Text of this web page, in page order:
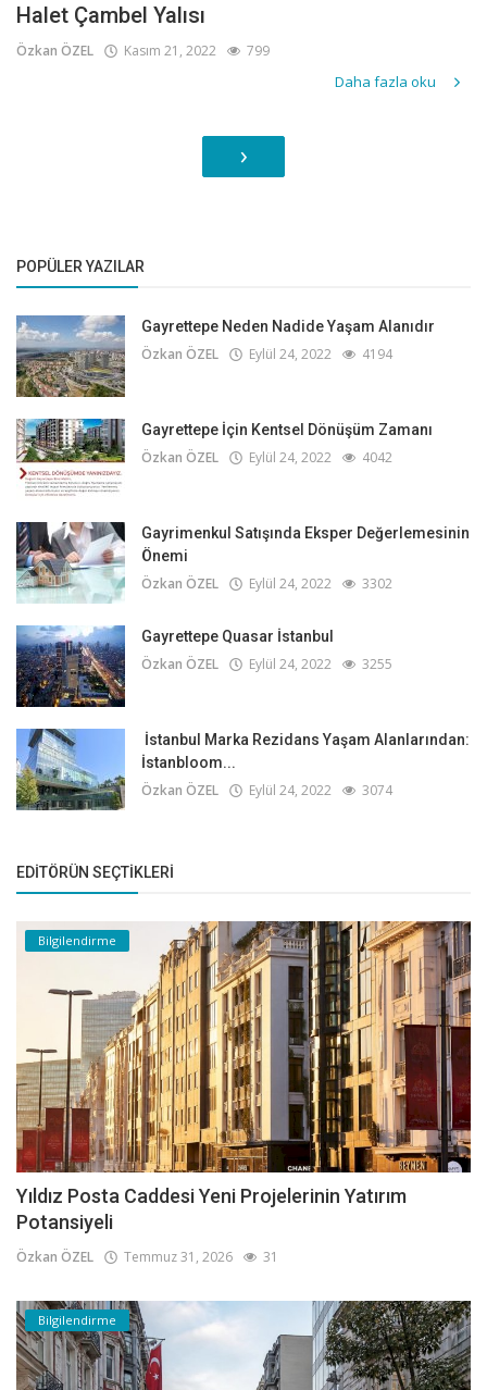
Halet Çambel Yalısı
Özkan ÖZEL Kasım 21, 2022 799
Daha fazla oku
›
POPÜLER YAZILAR
Gayrettepe Neden Nadide Yaşam Alanıdır
Özkan ÖZEL Eylül 24, 2022 4194
Gayrettepe İçin Kentsel Dönüşüm Zamanı
Özkan ÖZEL Eylül 24, 2022 4042
Gayrimenkul Satışında Eksper Değerlemesinin
Önemi
Özkan ÖZEL Eylül 24, 2022 3302
Gayrettepe Quasar İstanbul
Özkan ÖZEL Eylül 24, 2022 3255
İstanbul Marka Rezidans Yaşam Alanlarından:
İstanbloom...
Özkan ÖZEL Eylül 24, 2022 3074
EDITÖRÜN SEÇTIKLERI
Bilgilendirme
Yıldız Posta Caddesi Yeni Projelerinin Yatırım
Potansiyeli
Özkan ÖZEL Temmuz 31, 2026 31
Bilgilendirme